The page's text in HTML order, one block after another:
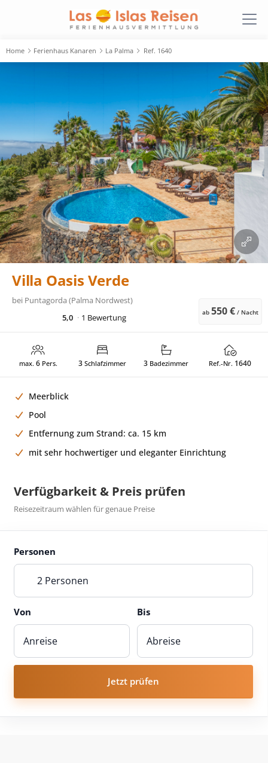
Home Ferienhaus Kanaren La Palma Ref. 1640
Villa Oasis Verde
bei Puntagorda (Palma Nordwest)
5,0
1 Bewertung ab 550 € / Nacht
max. 6Pers. 3Schlafzimmer 3 Badezimmer Ref.-Nr. 1640
Meerblick
Pool
Entfernung zum Strand: ca. 15 km
mit sehr hochwertiger und eleganter Einrichtung
Verfügbarkeit & Preis prüfen
Reisezeitraum wählen für genaue Preise
Personen
2 Personen
Von Bis
Jetzt prüfen